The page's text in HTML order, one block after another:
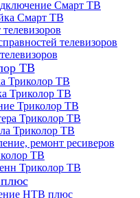
Смарт ТВ
Смарт ТВ
телевизоров
ТВ
Триколор ТВ
Триколор ТВ
Триколор ТВ
Триколор ТВ
Триколор ТВ
ремонт ресиверов
ТВ
Триколор ТВ
НТВ плюс